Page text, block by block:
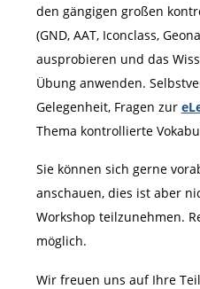
den gängigen großen
(GND, AAT, Iconclass,
ausprobieren und das
Übung anwenden.
Gelegenheit, Fragen zur
Thema kontrollierte
Sie können sich gerne
anschauen, dies ist aber
Workshop teilzunehmen.
möglich.
Wir freuen uns auf Ihre